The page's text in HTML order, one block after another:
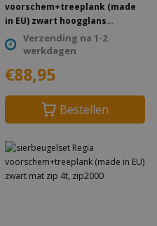
voorschem+treeplank (made
in EU) zwart hoogglans
piaggio1 (one)
Verzending na 1-2
werkdagen
€88,95
Bestellen